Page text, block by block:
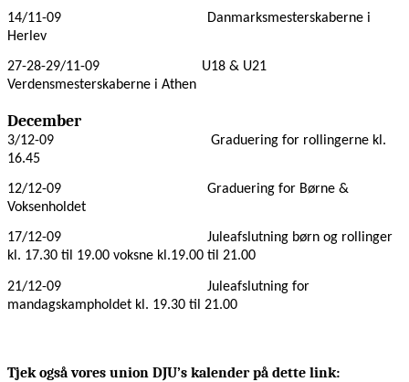
14/11-09
Danmarksmesterskaberne i
Herlev
27-28-29/11-09
U18 & U21
Verdensmesterskaberne i Athen
December
3/12-09
Graduering for rollingerne kl.
16.45
12/12-09
Graduering for Børne &
Voksenholdet
17/12-09
Juleafslutning børn og rollinger
kl. 17.30 til 19.00 voksne kl.19.00 til 21.00
21/12-09
Juleafslutning for
mandagskampholdet kl. 19.30 til 21.00
Tjek også vores union DJU’s kalender på dette link: